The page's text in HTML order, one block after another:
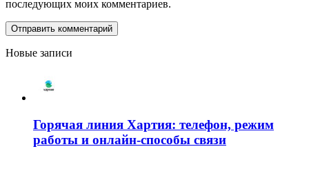
последующих моих комментариев.
Новые записи
Горячая линия Хартия: телефон, режим
работы и онлайн-способы связи